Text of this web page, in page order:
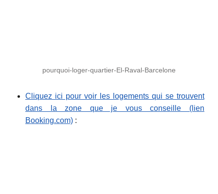
pourquoi-loger-quartier-El-Raval-Barcelone
Cliquez ici pour voir les logements qui se trouvent
dans la zone que je vous conseille (lien
Booking.com) :